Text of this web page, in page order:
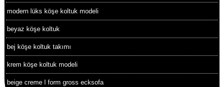
modern lüks köşe koltuk modeli
beyaz köşe koltuk
bej köşe koltuk takımı
krem köşe koltuk modeli
beige creme l form gross ecksofa